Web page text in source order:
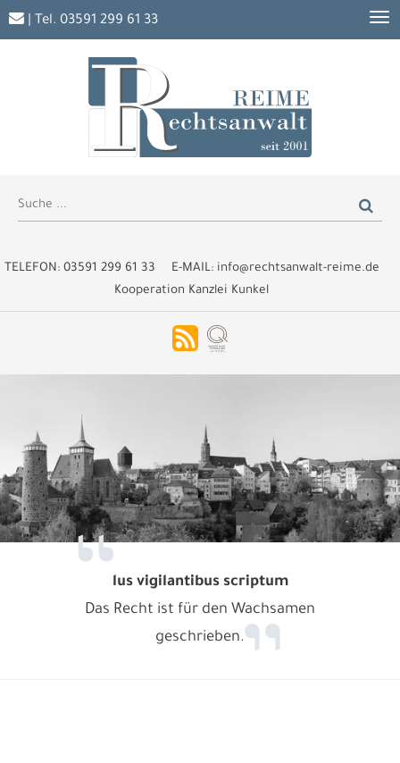
TELEFON: 03591 299 61 33 E-MAIL: info@rechtsanwalt-reime.de
Kooperation Kanzlei Kunkel
| Tel. 03591 299 61 33
lus vigilantibus scriptum
Das Recht ist für den Wachsamen
geschrieben.